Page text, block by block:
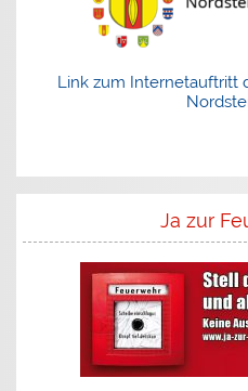
Link zum Internetauftritt
Ja zur